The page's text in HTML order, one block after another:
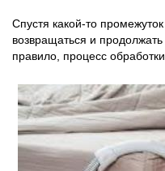
Спустя какой-то
возвращаться и
правило, процесс